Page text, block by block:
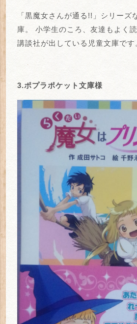
「黒魔女さんが通る!!」シリーズ
庫。
小学生のころ、友達もよく
講談社が出している児童文庫です
3.ポプラポケット文庫様